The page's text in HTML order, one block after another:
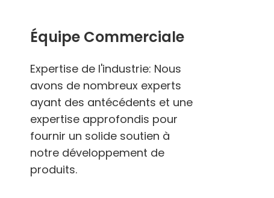
Équipe Commerciale
Expertise de l'industrie: Nous
avons de nombreux experts
ayant des antécédents et une
expertise approfondis pour
fournir un solide soutien à
notre développement de
produits.